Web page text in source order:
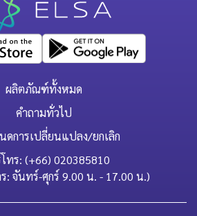
ผลิตภัณฑ์ทั้งหมด
คำถามทั่วไป
ดการเปลี่ยนแปลง/ยกเลิก
โทร: (+66) 020385810
: จันทร์-ศุกร์ 9.00 น. - 17.00 น.)